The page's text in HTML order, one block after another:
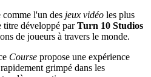
comme l'un des jeux vidéo les plus
titre développé parTurn 10 Studios
de joueurs à travers le monde.
Course propose une expérience
grimpé dans les